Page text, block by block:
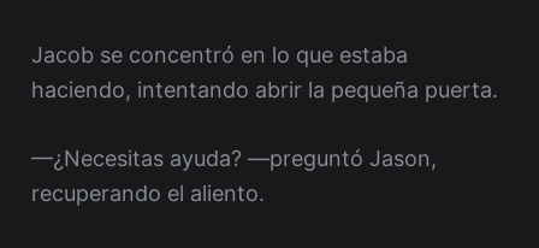
Jacob se concentró en lo que estaba
haciendo, intentando abrir la pequeña puerta.
—¿Necesitas ayuda? —preguntó Jason,
recuperando el aliento.